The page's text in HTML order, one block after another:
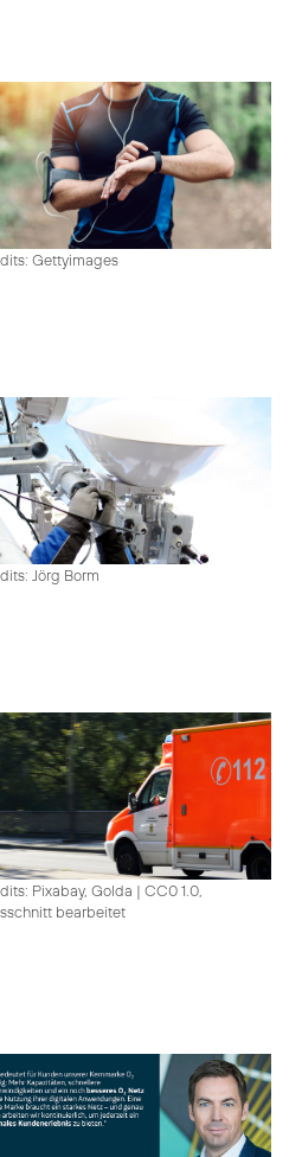
Gettyimages
Jörg Borm
Pixabay, Golda | CC0 1.0,
bearbeitet